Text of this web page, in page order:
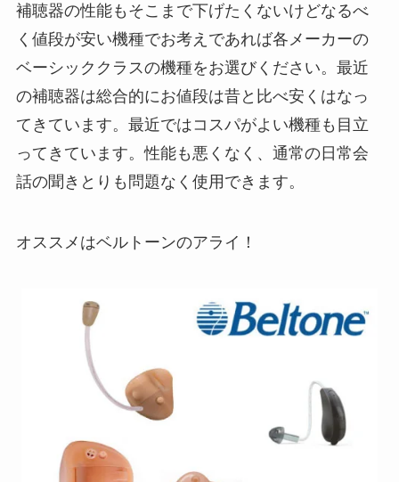
補聴器の性能もそこまで下げたくないけどなるべ
く値段が安い機種でお考えであれば各メーカーの
ベーシッククラスの機種をお選びください。最近
の補聴器は総合的にお値段は昔と比べ安くはなっ
てきています。最近ではコスパがよい機種も目立
ってきています。性能も悪くなく、通常の日常会
話の聞きとりも問題なく使用できます。
オススメはベルトーンのアライ！